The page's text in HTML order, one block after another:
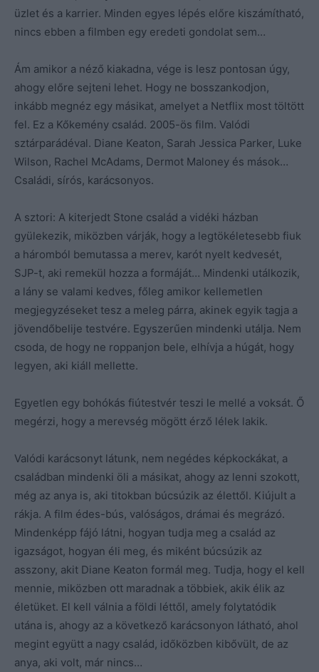
üzlet és a karrier. Minden egyes lépés előre kiszámítható,
nincs ebben a filmben egy eredeti gondolat sem…
Ám amikor a néző kiakadna, vége is lesz pontosan úgy,
ahogy előre sejteni lehet. Hogy ne bosszankodjon,
inkább megnéz egy másikat, amelyet a Netflix most töltött
fel. Ez a Kőkemény család. 2005-ös film. Valódi
sztárparádéval. Diane Keaton, Sarah Jessica Parker, Luke
Wilson, Rachel McAdams, Dermot Maloney és mások…
Családi, sírós, karácsonyos.
A sztori: A kiterjedt Stone család a vidéki házban
gyülekezik, miközben várják, hogy a legtökéletesebb fiuk
a háromból bemutassa a merev, karót nyelt kedvesét,
SJP-t, aki remekül hozza a formáját… Mindenki utálkozik,
a lány se valami kedves, főleg amikor kellemetlen
megjegyzéseket tesz a meleg párra, akinek egyik tagja a
jövendőbelije testvére. Egyszerűen mindenki utálja. Nem
csoda, de hogy ne roppanjon bele, elhívja a húgát, hogy
legyen, aki kiáll mellette.
Egyetlen egy bohókás fiútestvér teszi le mellé a voksát. Ő
megérzi, hogy a merevség mögött érző lélek lakik.
Valódi karácsonyt látunk, nem negédes képkockákat, a
családban mindenki öli a másikat, ahogy az lenni szokott,
még az anya is, aki titokban búcsúzik az élettől. Kiújult a
rákja. A film édes-bús, valóságos, drámai és megrázó.
Mindenképp fájó látni, hogyan tudja meg a család az
igazságot, hogyan éli meg, és miként búcsúzik az
asszony, akit Diane Keaton formál meg. Tudja, hogy el kell
mennie, miközben ott maradnak a többiek, akik élik az
életüket. El kell válnia a földi léttől, amely folytatódik
utána is, ahogy az a következő karácsonyon látható, ahol
megint együtt a nagy család, időközben kibővült, de az
anya, aki volt, már nincs…